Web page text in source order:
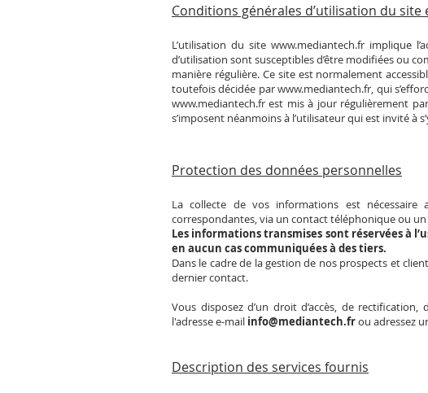
Conditions générales d’utilisation du site
L’utilisation du site www.mediantech.fr implique
d’utilisation sont susceptibles d’être modifiées ou
manière régulière. Ce site est normalement
toutefois décidée parwww.mediantech.fr, qui
www.mediantech.fr est mis à jour régulièrement
s’imposent néanmoins à l’utilisateur qui est invité à
Protection des données personnelles
La collecte de vos informations est
correspondantes, via un contact téléphonique ou un
Les informations transmises sont réservées à
en aucun cas communiquées à des tiers.
Dans le cadre de la gestion de nos prospects et
dernier contact.
Vous disposez d’un droit d’accès, de
l'adresse e-mail info@mediantech.frou adressez
Description des services fournis